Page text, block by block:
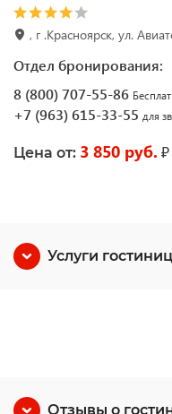
, г .Красноярск, ул.
Отдел бронирования:
8 (800) 707-55-86
+7 (963) 615-33-55 для
Цена от: 3 850 руб. ₽
Услуги
Отзывы о